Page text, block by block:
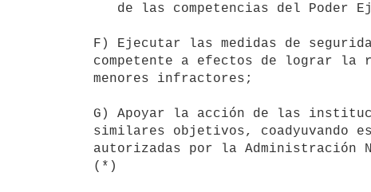
F) Ejecutar las medidas de
competente a efectos de lograr
menores infractores;
G) Apoyar la acción de las
similares objetivos, coadyuvando
autorizadas por la Administración